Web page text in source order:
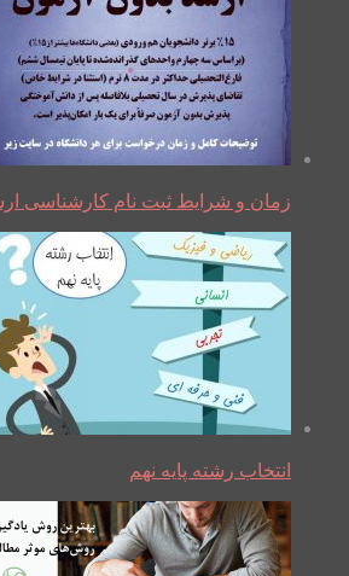
زمان و شرایط ثبت نام کارشناسی
انتخاب رشته پایه نهم